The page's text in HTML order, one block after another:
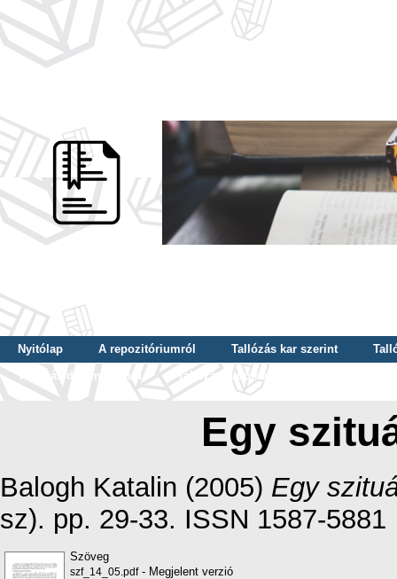
Nyitólap A repozitóriumról Tallózás kar szerint
Tallózás dátum szerint
Tallózás tudományterület szerint
Egy
Balogh Katalin (2005) Egy
sz). pp. 29-33. ISSN 1587-5881
Szöveg
szf_14_05.pdf- Megjelent verzió